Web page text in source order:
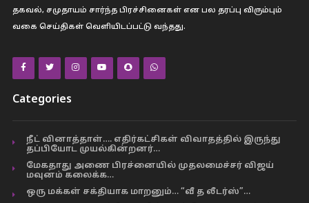
தகவல், சமுதாயம் சார்ந்த பிரச்சினைகள் என பல தரப்பு விரும்பும்
வகை செய்திகள் வெளியிடப்பட்டு வந்தது.
Categories
நீட் வினாத்தாள்…. எதிர்கட்சிகள் விவாதத்தில் இருந்து
தப்பியோட முயல்கின்றனர்…
மேகதாது அணை பிரச்னையில் முதலமைச்சர் விஜய்
மவுனம் கலைக்க…
ஒரு மக்கள் சக்தியாக மாறனும்… “வீ த லீடர்ஸ்”…